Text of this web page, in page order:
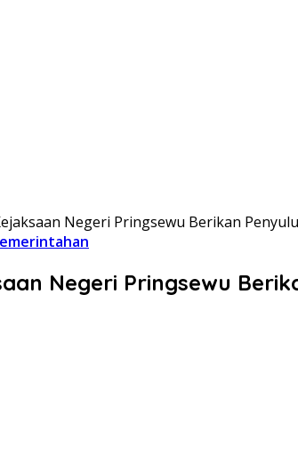
Negeri Pringsewu Berikan
Negeri Pringsewu